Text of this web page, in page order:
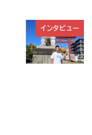
インタビュー